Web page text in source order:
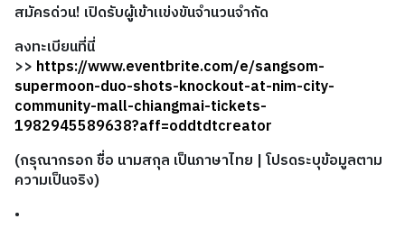
สมัครด่วน! เปิดรับผู้เข้าแข่งขันจำนวนจำกัด
ลงทะเบียนที่นี่
>> https://www.eventbrite.com/e/sangsom-
supermoon-duo-shots-knockout-at-nim-city-
community-mall-chiangmai-tickets-
1982945589638?aff=oddtdtcreator
(กรุณากรอก ชื่อ นามสกุล เป็นภาษาไทย | โปรดระบุข้อมูลตาม
ความเป็นจริง)
•